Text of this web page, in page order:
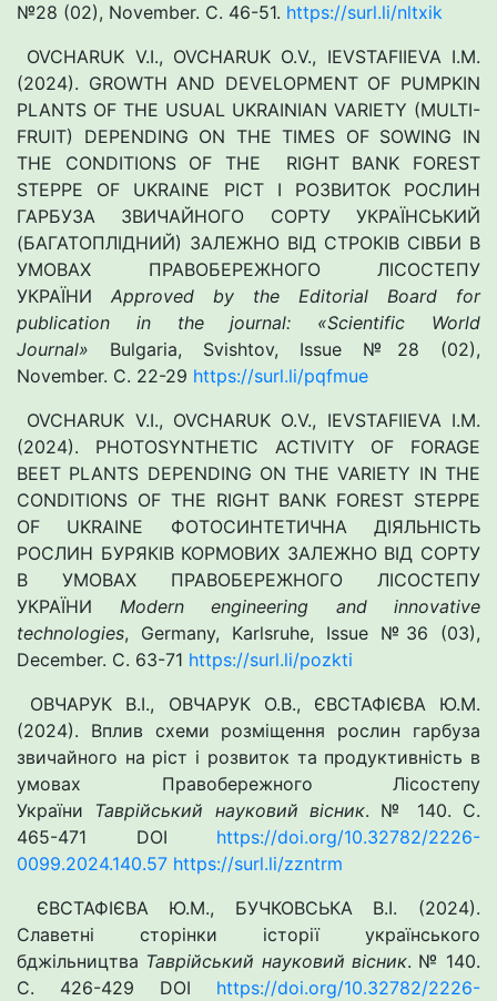
№28 (02), November. С. 46-51. https://surl.li/nltxik
OVCHARUK V.I., OVCHARUK O.V., IEVSTAFIIEVA I.M.
(2024). GROWTH AND DEVELOPMENT OF PUMPKIN
PLANTS OF THE USUAL UKRAINIAN VARIETY (MULTI-
FRUIT) DEPENDING ON THE TIMES OF SOWING IN
THE CONDITIONS OF THE RIGHT BANK FOREST
STEPPE OF UKRAINE РІСТ І РОЗВИТОК РОСЛИН
ГАРБУЗА ЗВИЧАЙНОГО СОРТУ УКРАЇНСЬКИЙ
(БАГАТОПЛІДНИЙ) ЗАЛЕЖНО ВІД СТРОКІВ СІВБИ В
УМОВАХ ПРАВОБЕРЕЖНОГО ЛІСОСТЕПУ
УКРАЇНИ Approved by the Editorial Board for
publication in the journal: «Scientific World
Journal» Bulgaria, Svishtov, Issue №28 (02),
November. С. 22-29 https://surl.li/pqfmue
OVCHARUK V.I., OVCHARUK O.V., IEVSTAFIIEVA I.M.
(2024). PHOTOSYNTHETIC ACTIVITY OF FORAGE
BEET PLANTS DEPENDING ON THE VARIETY IN THE
CONDITIONS OF THE RIGHT BANK FOREST STEPPE
OF UKRAINE ФОТОСИНТЕТИЧНА ДІЯЛЬНІСТЬ
РОСЛИН БУРЯКІВ КОРМОВИХ ЗАЛЕЖНО ВІД СОРТУ
В УМОВАХ ПРАВОБЕРЕЖНОГО ЛІСОСТЕПУ
УКРАЇНИ Modern engineering and innovative
technologies, Germany, Karlsruhe, Issue №36 (03),
December. С. 63-71 https://surl.li/pozkti
ОВЧАРУК В.І., ОВЧАРУК О.В., ЄВСТАФІЄВА Ю.М.
(2024). Вплив схеми розміщення рослин гарбуза
звичайного на ріст і розвиток та продуктивність в
умовах Правобережного Лісостепу
України Таврійський науковий вісник. № 140. С.
465-471 DOI https://doi.org/10.32782/2226-
0099.2024.140.57 https://surl.li/zzntrm
ЄВСТАФІЄВА Ю.М., БУЧКОВСЬКА В.І. (2024).
Славетні сторінки історії українського
бджільництва Таврійський науковий вісник. № 140.
С. 426-429 DOI https://doi.org/10.32782/2226-